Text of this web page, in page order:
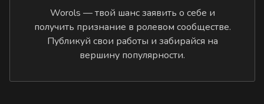
Worols — твой шанс заявить о себе и
получить признание в ролевом сообществе.
Публикуй свои работы и забирайся на
вершину популярности.